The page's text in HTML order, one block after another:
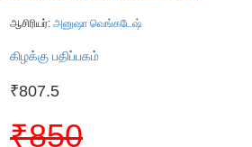
ஆசிரியர்: அனுஷா வெங்கடேஷ்
கிழக்கு பதிப்பகம்
₹807.5
₹850